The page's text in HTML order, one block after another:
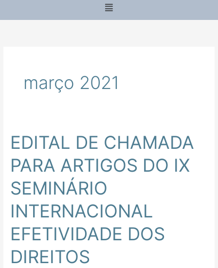
Menu
março 2021
EDITAL DE CHAMADA
PARA ARTIGOS DO IX
SEMINÁRIO
INTERNACIONAL
EFETIVIDADE DOS
DIREITOS
EDITAL
DE
CHAMADA
PARA
ARTIGOS
DO
INTERNACIONAL
DOS